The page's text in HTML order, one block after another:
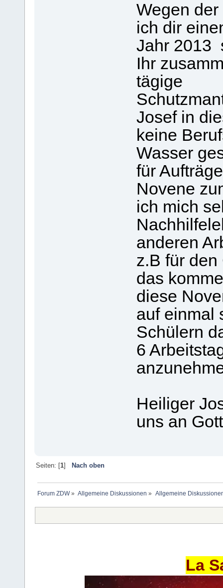
Wegen
ich dir
Jahr 2013
Ihr
tägige
Josef in
keine
Wasser
für
Novene
ich mich
anderen
z.B für
das
diese
auf einmal
Schülern
6
Heiliger
uns an
Seiten: [1] Nach oben
Forum ZDW» Allgemeine Diskussionen » Allgemeine
La